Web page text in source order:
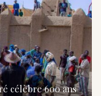
célèbre 600 ans